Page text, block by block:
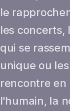
le
les concerts,
qui se
unique ou
rencontre en
l'humain, la